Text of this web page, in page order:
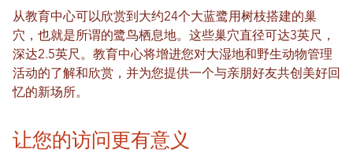
从教育中心可以欣赏到大约24个大蓝鹭用树枝搭建的巢
穴，也就是所谓的鹭鸟栖息地。这些巢穴直径可达3英尺，
深达2.5英尺。教育中心将增进您对大湿地和野生动物管理
活动的了解和欣赏，并为您提供一个与亲朋好友共创美好回
忆的新场所。
让您的访问更有意义